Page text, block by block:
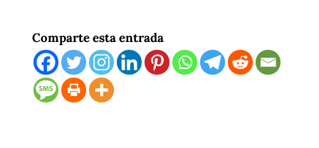
Comparte esta entrada